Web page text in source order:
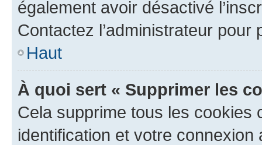
également avoir désactivé
Contactez l’administrateur
Haut
À quoi sert « Supprimer les
Cela supprime tous les cookies
identification et votre